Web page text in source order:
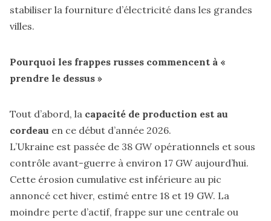
stabiliser la fourniture d’électricité dans les grandes
villes.
Pourquoi les frappes russes commencent à «
prendre le dessus »
Tout d’abord, la capacité de production est au
cordeau en ce début d’année 2026.
L’Ukraine est passée de 38 GW opérationnels et sous
contrôle avant-guerre à environ 17 GW aujourd’hui.
Cette érosion cumulative est inférieure au pic
annoncé cet hiver, estimé entre 18 et 19 GW. La
moindre perte d’actif, frappe sur une centrale ou